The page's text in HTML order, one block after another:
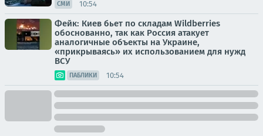
СМИ 10:54
Фейк: Киев бьет по складам Wildberries
обоснованно, так как Россия атакует
аналогичные объекты на Украине,
«прикрываясь» их использованием для нужд
ВСУ
ПАБЛИКИ 10:54